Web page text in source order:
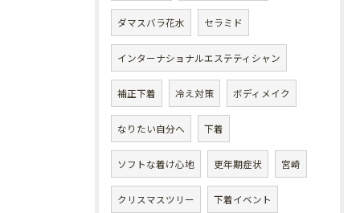
ダマスバラ花水 セラミド
インターナショナルエステティシャン
補正下着 冷え対策 ボディメイク
なりたい自分へ 下着
ソフトな着け心地 更年期症状 宮崎
クリスマスツリー 下着イベント